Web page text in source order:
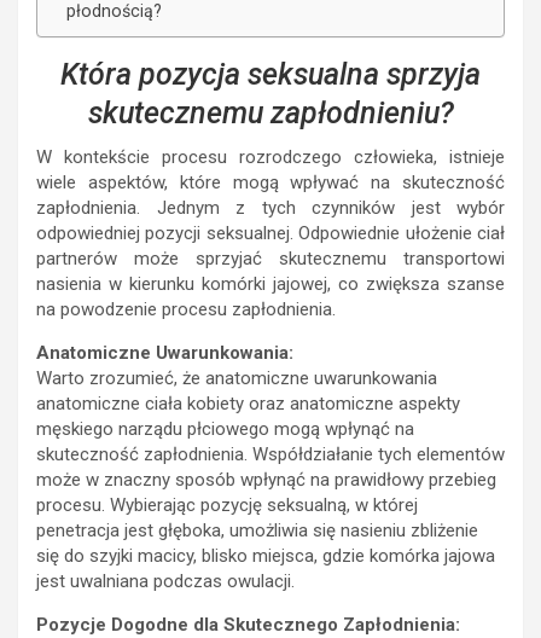
płodnością?
Która pozycja seksualna sprzyja
skutecznemu zapłodnieniu?
W kontekście procesu rozrodczego człowieka, istnieje
wiele aspektów, które mogą wpływać na skuteczność
zapłodnienia. Jednym z tych czynników jest wybór
odpowiedniej pozycji seksualnej. Odpowiednie ułożenie ciał
partnerów może sprzyjać skutecznemu transportowi
nasienia w kierunku komórki jajowej, co zwiększa szanse
na powodzenie procesu zapłodnienia.
Anatomiczne Uwarunkowania:
Warto zrozumieć, że anatomiczne uwarunkowania
anatomiczne ciała kobiety oraz anatomiczne aspekty
męskiego narządu płciowego mogą wpłynąć na
skuteczność zapłodnienia. Współdziałanie tych elementów
może w znaczny sposób wpłynąć na prawidłowy przebieg
procesu. Wybierając pozycję seksualną, w której
penetracja jest głęboka, umożliwia się nasieniu zbliżenie
się do szyjki macicy, blisko miejsca, gdzie komórka jajowa
jest uwalniana podczas owulacji.
Pozycje Dogodne dla Skutecznego Zapłodnienia: